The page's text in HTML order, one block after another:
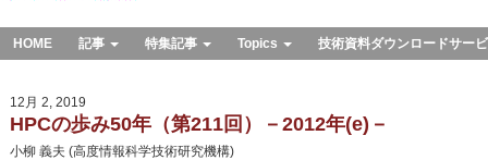
HOME 記事 特集記事 Topics 技術資料ダウンロードサー
12月 2, 2019
HPCの歩み50年（第211回）－2012年(e)－
小柳 義夫 (高度情報科学技術研究機構)